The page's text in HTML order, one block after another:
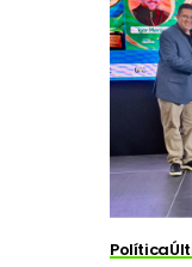
Política